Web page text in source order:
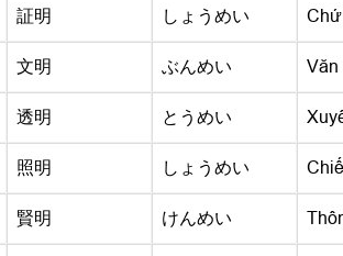
証明 しょうめい
文明 ぶんめい Văn
透明 とうめい
照明 しょうめい
賢明 けんめい